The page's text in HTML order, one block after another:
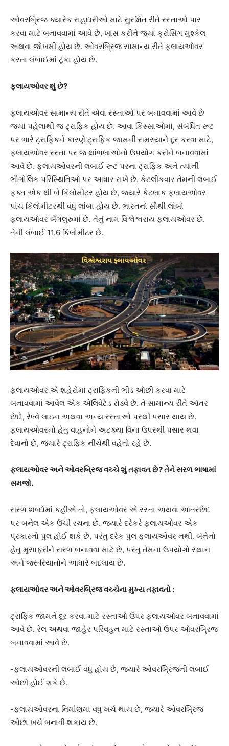
ઓવરબ્રિજ ક્યારેક રાહદારીઓ માટે સુરક્ષિત રીતે રસ્તાઓ પાર
કરવા માટે બનાવવામાં આવે છે, ખાસ કરીને જ્યાં ક્રોસિંગ મુશ્કેલ
અથવા જોખમી હોય છે. ઓવરબ્રિજ સામાન્ય રીતે ફ્લાયઓવર
કરતા લંબાઈમાં ટૂંકા હોય છે.
ફ્લાયઓવર શું છે?
ફ્લાયઓવર સામાન્ય રીતે એવા રસ્તાઓ પર બનાવવામાં આવે છે
જ્યાં પહેલાથી જ ટ્રાફિક હોય છે. આવા કિસ્સાઓમાં, સંબંધિત રૂટ
પર ભારે ટ્રાફિકને કારણે ટ્રાફિક જામની સમસ્યાને દૂર કરવા માટે,
ફ્લાયઓવર રસ્તા પર જ થાંભલાઓનો ઉપયોગ કરીને બનાવવામાં
આવે છે. ફ્લાયઓવરની લંબાઈ રૂટ પરના ટ્રાફિક અને ત્યાંની
ભૌગોલિક પરિસ્થિતિઓ પર આધાર રાખે છે. કેટલીકવાર તેમની લંબાઈ
ફક્ત એક થી બે કિલોમીટર હોય છે, જ્યારે કેટલાક ફ્લાયઓવર
પાંચ કિલોમીટરથી વધુ લાંબા હોય છે. ભારતનો સૌથી લાંબો
ફ્લાયઓવર બેંગલુરુમાં છે. તેનું નામ વિશ્વેશ્વરાય ફ્લાયઓવર છે.
તેની લંબાઈ 11.6 કિલોમીટર છે.
ફ્લાયઓવર એ શહેરોમાં ટ્રાફિકની ભીડ ઓછી કરવા માટે
બનાવવામાં આવેલ એક એલિવેટેડ રોડવે છે. તે સામાન્ય રીતે આંતર
છેદો, રેલ્વે લાઇન અથવા અન્ય રસ્તાઓ પરથી પસાર થાય છે.
ફ્લાયઓવરનો હેતુ વાહનોને અટક્યા વિના ઉપરથી પસાર થવા
દેવાનો છે, જ્યારે ટ્રાફિક નીચેથી વહેતો રહે છે.
ફ્લાયઓવર અને ઓવરબ્રિજ વચ્ચે શું તફાવત છે? તેને સરળ ભાષામાં
સમજો.
સરળ શબ્દોમાં કહીએ તો, ફ્લાયઓવર એ રસ્તા અથવા આંતરછેદ
પર બનેલ એક ઉંચી રચના છે. જ્યારે દરેકરે ફ્લાયઓવર એક
પ્રકારનો પુલ હોઈ શકે છે, પરંતુ દરેક પુલ ફ્લાયઓવર નથી. બંનેનો
હેતુ મુસાફરીને સરળ બનાવવા માટે છે, પરંતુ તેમના ઉપયોગો સ્થાન
અને જરૂરિયાતોને આધારે બદલાય છે.
ફ્લાયઓવર અને ઓવરબ્રિજ વચ્ચેના મુખ્ય તફાવતો :
ટ્રાફિક જામને દૂર કરવા માટે રસ્તાઓ ઉપર ફ્લાયઓવર બનાવવામાં
આવે છે. રેલ અથવા જાહેર પરિવહન માટે રસ્તાઓ ઉપર ઓવરબ્રિજ
બનાવવામાં આવે છે.
-ફ્લાયઓવરની લંબાઈ વધુ હોય છે, જ્યારે ઓવરબ્રિજની લંબાઈ
ઓછી હોઈ શકે છે.
-ફ્લાયઓવરના નિર્માણમાં વધુ ખર્ચ થાય છે, જ્યારે ઓવરબ્રિજ
ઓછા ખર્ચે બનાવી શકાય છે.